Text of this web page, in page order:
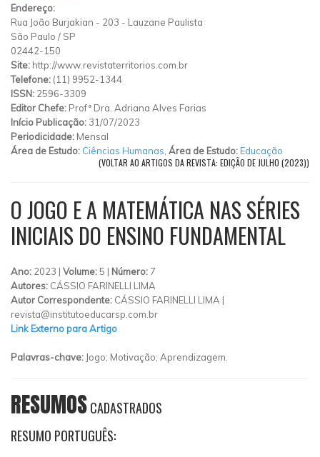
Endereço:
Rua João Burjakian - 203 - Lauzane Paulista
São Paulo / SP
02442-150
Site: http://www.revistaterritorios.com.br
Telefone: (11) 9952-1344
ISSN: 2596-3309
Editor Chefe: Profª Dra. Adriana Alves Farias
Início Publicação: 31/07/2023
Periodicidade: Mensal
Área de Estudo: Ciências Humanas Área de Estudo:Educação
(VOLTAR AO ARTIGOS DA REVISTA: EDIÇÃO DE JULHO (2023))
O JOGO E A MATEMÁTICA NAS SÉRIES
INICIAIS DO ENSINO FUNDAMENTAL
Ano: 2023 | Volume:5 | Número: 7
Autores: CÁSSIO FARINELLI LIMA
Autor Correspondente: CÁSSIO FARINELLI LIMA |
revista@institutoeducarsp.com.br
Link Externo para Artigo
Palavras-chave: Jogo; Motivação; Aprendizagem.
RESUMOSCADASTRADOS
RESUMO PORTUGUÊS: